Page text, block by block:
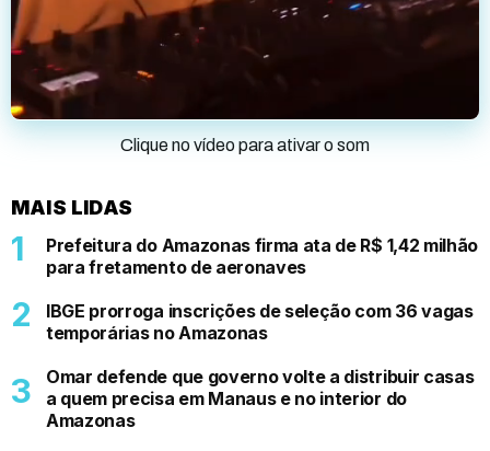
Clique no vídeo para ativar o som
MAIS LIDAS
Prefeitura do Amazonas firma ata de R$ 1,42 milhão
para fretamento de aeronaves
IBGE prorroga inscrições de seleção com 36 vagas
temporárias no Amazonas
Omar defende que governo volte a distribuir casas
a quem precisa em Manaus e no interior do
Amazonas